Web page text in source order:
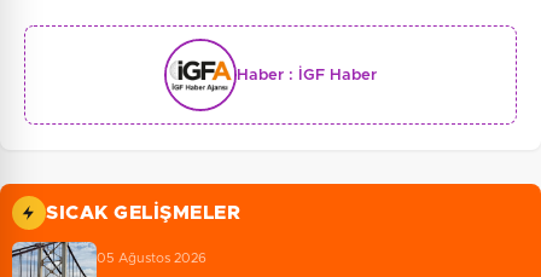
Haber : İGF Haber
SICAK GELIŞMELER
05 Ağustos 2026